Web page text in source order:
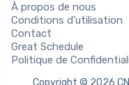
À propos de nous
Conditions d’utilisation
Contact
Great Schedule
Politique de
Copyright © 2026